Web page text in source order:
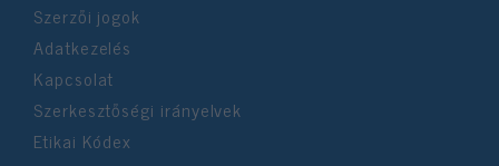
Szerzői jogok
Adatkezelés
Kapcsolat
Szerkesztőségi irányelvek
Etikai Kódex